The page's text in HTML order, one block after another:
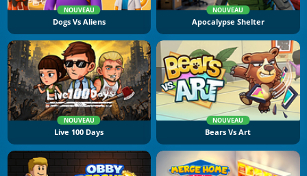
NOUVEAU
Dogs Vs Aliens
NOUVEAU
Apocalypse Shelter
NOUVEAU
Live 100 Days
NOUVEAU
Bears Vs Art